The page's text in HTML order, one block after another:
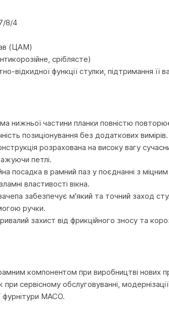
8/4
(ЦАМ)
сріблясте)
відкидної функції стулки, підтримання її
нижньої частини планки повністю
позиціонування без додаткових вимірів.
розрахована на високу вагу
петлі.
посадка в рамний паз у поєднанні з
властивості вікна.
забезпечує м'який та точний заход
ручки.
захист від фрикційного зносу та
компонентом при виробництві нових
сервісному обслуговуванні,
MACO.